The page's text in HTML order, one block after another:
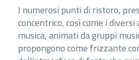
I numerosi punti di ristoro,
concentrico, così come i
musica, animati da gruppi
propongono come frizzante